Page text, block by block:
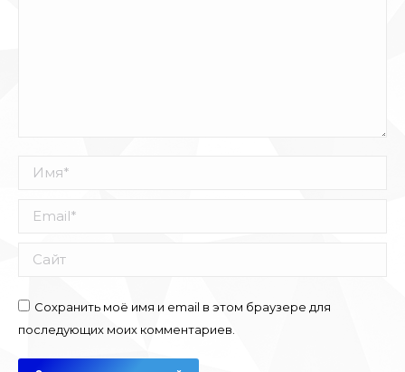
Имя *
Email *
Сайт
Сохранить моё имя и email в этом браузере для
последующих моих комментариев.